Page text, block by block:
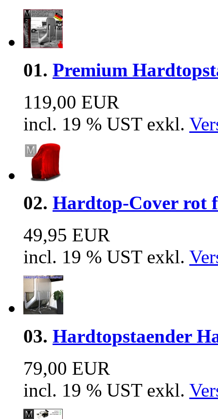
01. Premium
119,00 EUR
incl. 19 % UST exkl.
02. Hardtop-Cover rot
49,95 EUR
incl. 19 % UST exkl.
03. Hardtopstaender
79,00 EUR
incl. 19 % UST exkl.